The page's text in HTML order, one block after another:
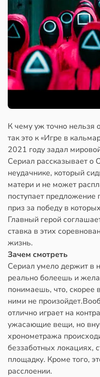
К чему уж точно нельзя
так это к «Игре в
2021 году задал
Сериал рассказывает
неудачнике, который
матери и не может
поступает предложение
приз за победу в
Главный герой
ставка в этих
жизнь.
Зачем смотреть
Сериал умело держит в
реально болеешь и
понимаешь, что, скорее
ними не
отлично играет на
ужасающие вещи, но
хронометража
беззаботных локациях,
площадку. Кроме того,
расслоении.